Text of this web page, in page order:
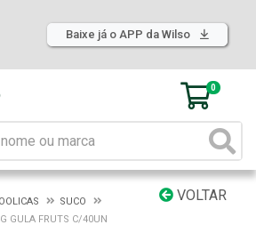
Baixe já o APP da Wilso
0
VOLTAR
SUCO
GULA FRUTS C/40UN